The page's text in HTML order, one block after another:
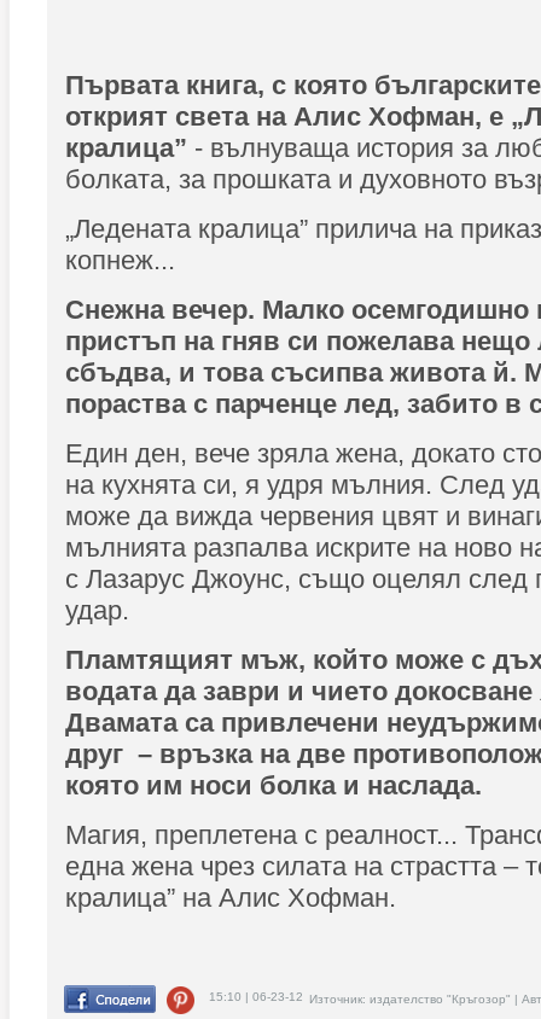
Първата книга, с която
открият света на Алис Хофман, е
кралица” - вълнуваща история за
болката, за прошката и духовното
„Ледената кралица” прилича на
копнеж...
Снежна вечер. Малко
пристъп на гняв си пожелава нещо
сбъдва, и това съсипва живота й.
пораства с парченце лед, забито в
Един ден, вече зряла жена, докато
на кухнята си, я удря мълния. След
може да вижда червения цвят и
мълнията разпалва искрите на ново
с Лазарус Джоунс, също оцелял след
удар.
Пламтящият мъж, който може с
водата да заври и чието докосване
Двамата са привлечени
друг – връзка на две
която им носи болка и наслада.
Магия, преплетена с реалност...
една жена чрез силата на страстта –
кралица” на Алис Хофман.
15:10 | 06-23-12 Източник: издателство "Кръгозор" |